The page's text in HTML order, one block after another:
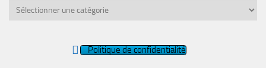
Nos
Politique de confidentialité